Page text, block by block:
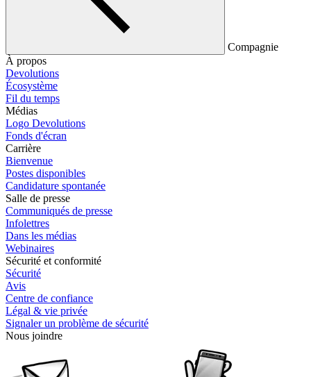
Compagnie
À propos
Devolutions
Écosystème
Fil du temps
Médias
Logo Devolutions
Fonds d'écran
Carrière
Bienvenue
Postes disponibles
Candidature spontanée
Salle de presse
Communiqués de presse
Infolettres
Dans les médias
Webinaires
Sécurité et conformité
Sécurité
Avis
Centre de confiance
Légal & vie privée
Signaler un problème de sécurité
Nous joindre